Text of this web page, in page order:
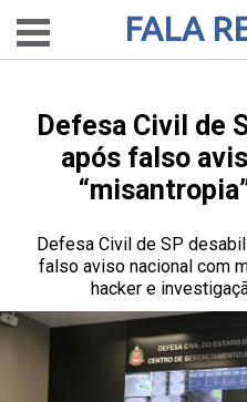
FALA
Defesa Civil de
após falso
Defesa Civil de SP
falso aviso nacional com
hacker e